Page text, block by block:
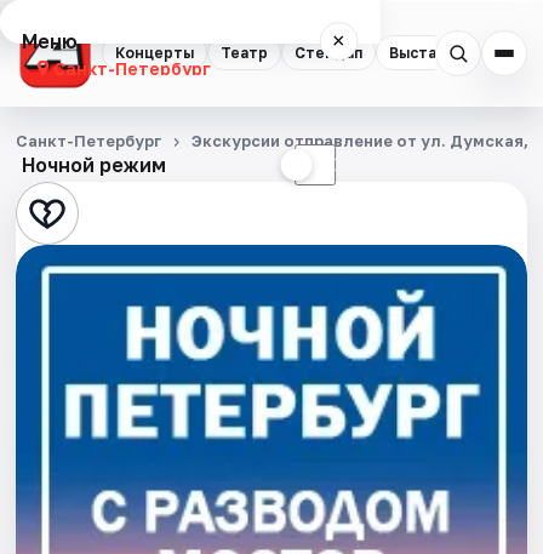
Концерты Театр Стендап Выставки
Меню ×
Санкт-Петербург
Концерты
Театр
Стендап
События
Ночной режим ☾
Санкт-Петербург Экскурсии отправление от ул. Думская,